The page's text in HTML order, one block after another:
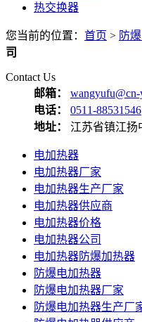
热交换器
您当前的位置： 首页 > 防
司
Contact Us
邮箱：
电话：
0511-88531546
地址：
江苏省镇江扬
电加热器
电加热器厂家
电加热器生产厂家
电加热器供应商
电加热器价格
电加热器公司
电加热器防爆加热器
防爆电加热器
防爆电加热器厂家
防爆电加热器生产厂